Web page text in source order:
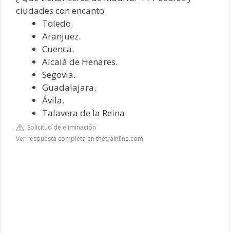
ciudades con encanto
Toledo.
Aranjuez.
Cuenca.
Alcalá de Henares.
Segovia.
Guadalajara.
Ávila.
Talavera de la Reina.
Solicitud de eliminación
Ver respuesta completa en thetrainline.com